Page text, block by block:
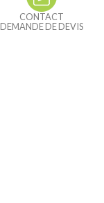
CONTACT
DEMANDE DE DEVIS